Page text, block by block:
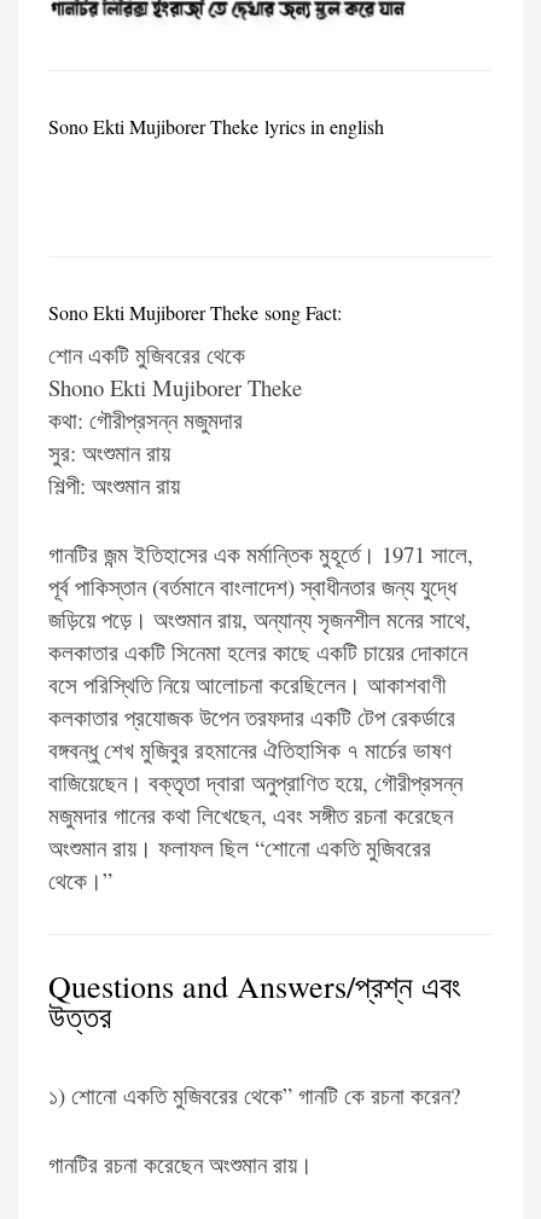
Sono Ekti Mujiborer Theke lyrics in english
Sono Ekti Mujiborer Theke song Fact:
শোন একটি মুজিবরের থেকে
Shono Ekti Mujiborer Theke
কথা: গৌরীপ্রসন্ন মজুমদার
সুর: অংশুমান রায়
শিল্পী: অংশুমান রায়
গানটির জন্ম ইতিহাসের এক মর্মান্তিক মুহূর্তে। 1971 সালে,
পূর্ব পাকিস্তান (বর্তমানে বাংলাদেশ) স্বাধীনতার জন্য যুদ্ধে
জড়িয়ে পড়ে। অংশুমান রায়, অন্যান্য সৃজনশীল মনের সাথে,
কলকাতার একটি সিনেমা হলের কাছে একটি চায়ের দোকানে
বসে পরিস্থিতি নিয়ে আলোচনা করেছিলেন। আকাশবাণী
কলকাতার প্রযোজক উপেন তরফদার একটি টেপ রেকর্ডারে
বঙ্গবন্ধু শেখ মুজিবুর রহমানের ঐতিহাসিক ৭ মার্চের ভাষণ
বাজিয়েছেন। বক্তৃতা দ্বারা অনুপ্রাণিত হয়ে, গৌরীপ্রসন্ন
মজুমদার গানের কথা লিখেছেন, এবং সঙ্গীত রচনা করেছেন
অংশুমান রায়। ফলাফল ছিল “শোনো একতি মুজিবরের
থেকে।”
Questions and Answers/প্রশ্ন এবং
উত্তর
১) শোনো একতি মুজিবরের থেকে” গানটি কে রচনা করেন?
গানটির রচনা করেছেন অংশুমান রায়।